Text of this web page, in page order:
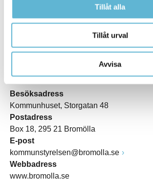
Tillåt alla
Tillåt urval
Avvisa
Besöksadress
Kommunhuset, Storgatan 48
Postadress
Box 18, 295 21 Bromölla
E-post
kommunstyrelsen@bromolla.se
Webbadress
www.bromolla.se